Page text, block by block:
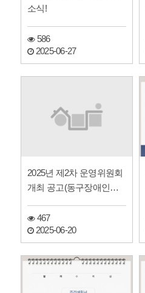
소식!
586
2025-06-27
2025년 제2차 운영위원회
개최 공고(동구장애인주
467
2025-06-20